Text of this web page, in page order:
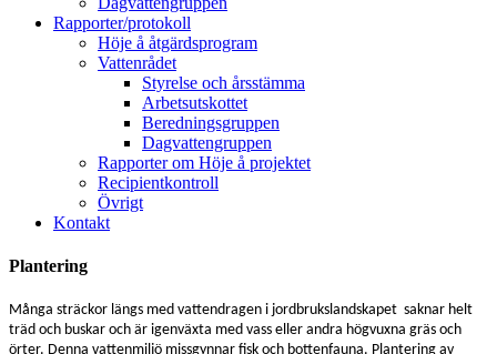
Rapporter/protokoll
Höje å åtgärdsprogram
Vattenrådet
Styrelse och årsstämma
Arbetsutskottet
Beredningsgruppen
Dagvattengruppen
Rapporter om Höje å projektet
Recipientkontroll
Övrigt
Kontakt
Plantering
Många sträckor längs med vattendragen i jordbrukslandskapet saknar helt
träd och buskar och är igenväxta med vass eller andra högvuxna gräs och
örter. Denna vattenmiljö missgynnar fisk och bottenfauna. Plantering av